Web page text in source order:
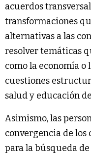
acuerdos
transformaciones
alternativas a las
resolver temáticas
como la economía
cuestiones
salud y educación
Asimismo, las
convergencia de los
para la búsqueda